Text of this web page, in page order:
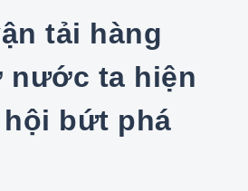
nước ta hiện
bứt phá